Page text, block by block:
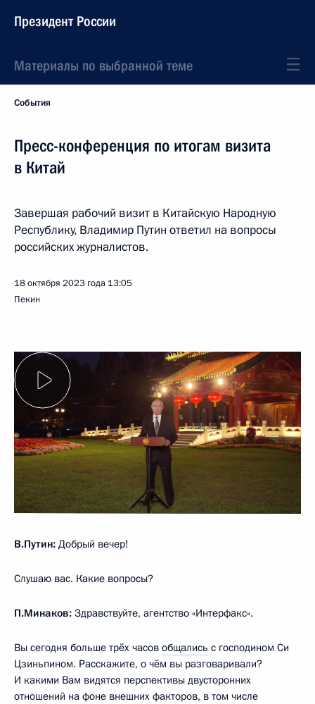
Президент России
Материалы по выбранной теме
События
Пресс-конференция по итогам визита
в Китай
Завершая рабочий визит в Китайскую Народную
Республику, Владимир Путин ответил на вопросы
российских журналистов.
18 октября 2023 года 13:05
Пекин
В.Путин: Добрый вечер!
Слушаю вас. Какие вопросы?
П.Минаков: Здравствуйте, агентство «Интерфакс».
Вы сегодня больше трёх часов общались с господином Си
Цзиньпином. Расскажите, о чём вы разговаривали?
И какими Вам видятся перспективы двусторонних
отношений на фоне внешних факторов, в том числе